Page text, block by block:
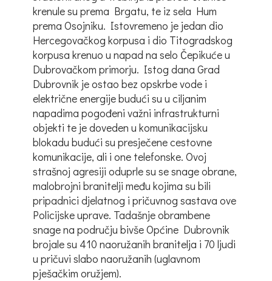
krenule su prema Brgatu, te iz sela Hum
prema Osojniku. Istovremeno je jedan dio
Hercegovačkog korpusa i dio Titogradskog
korpusa krenuo u napad na selo Čepikuće u
Dubrovačkom primorju. Istog dana Grad
Dubrovnik je ostao bez opskrbe vode i
električne energije budući su u ciljanim
napadima pogođeni važni infrastrukturni
objekti te je doveden u komunikacijsku
blokadu budući su presječene cestovne
komunikacije, ali i one telefonske. Ovoj
strašnoj agresiji oduprle su se snage obrane,
malobrojni branitelji među kojima su bili
pripadnici djelatnog i pričuvnog sastava ove
Policijske uprave. Tadašnje obrambene
snage na području bivše Općine Dubrovnik
brojale su 410 naoružanih branitelja i 70 ljudi
u pričuvi slabo naoružanih (uglavnom
pješačkim oružjem).